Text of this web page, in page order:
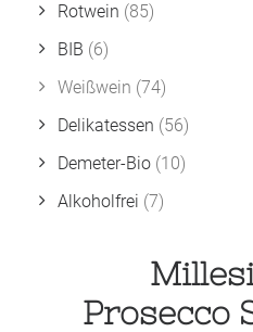
Rotwein (85)
BIB (6)
Weißwein (74)
Delikatessen (56)
Demeter-Bio (10)
Alkoholfrei (7)
Prosecco